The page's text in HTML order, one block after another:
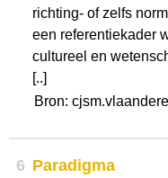
richting- of zelfs
een referentiekader
cultureel en
[..]
Bron:
6 Paradigma